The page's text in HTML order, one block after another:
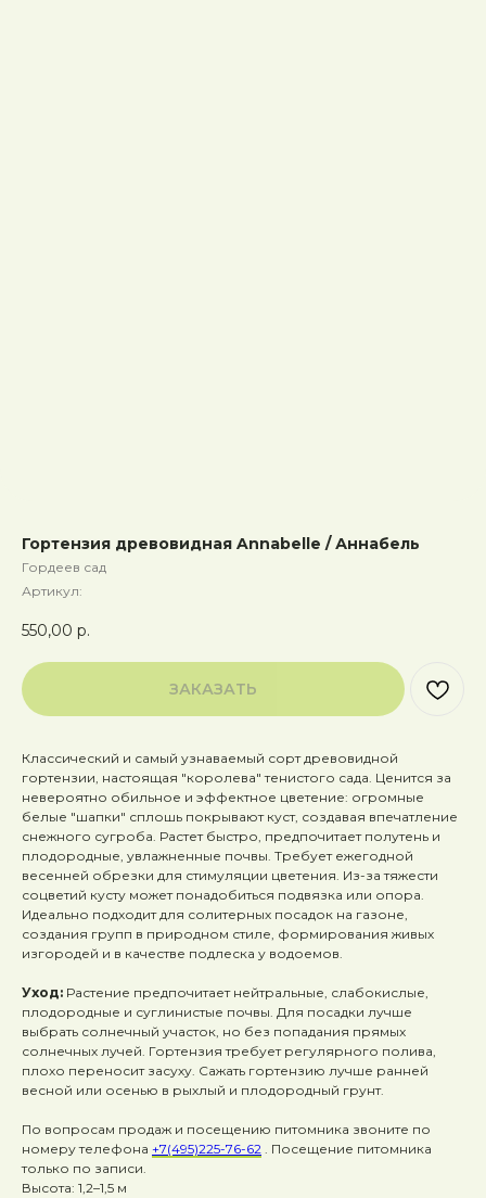
Гортензия древовидная Annabelle / Аннабель
Гордеев сад
Артикул:
550,00 р.
ЗАКАЗАТЬ
Классический и самый узнаваемый сорт древовидной
гортензии, настоящая "королева" тенистого сада. Ценится за
невероятно обильное и эффектное цветение: огромные
белые "шапки" сплошь покрывают куст, создавая впечатление
снежного сугроба. Растет быстро, предпочитает полутень и
плодородные, увлажненные почвы. Требует ежегодной
весенней обрезки для стимуляции цветения. Из-за тяжести
соцветий кусту может понадобиться подвязка или опора.
Идеально подходит для солитерных посадок на газоне,
создания групп в природном стиле, формирования живых
изгородей и в качестве подлеска у водоемов.
Уход: Растение предпочитает нейтральные, слабокислые,
плодородные и суглинистые почвы. Для посадки лучше
выбрать солнечный участок, но без попадания прямых
солнечных лучей. Гортензия требует регулярного полива,
плохо переносит засуху. Сажать гортензию лучше ранней
весной или осенью в рыхлый и плодородный грунт.
По вопросам продаж и посещению питомника звоните по
номеру телефона +7(495)225-76-62 . Посещение питомника
только по записи.
Высота: 1,2–1,5 м